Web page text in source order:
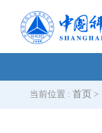
当前位置 : 首页 >